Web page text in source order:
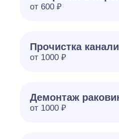
от 600 ₽
Прочистка
от 1000 ₽
Демонтаж
от 1000 ₽